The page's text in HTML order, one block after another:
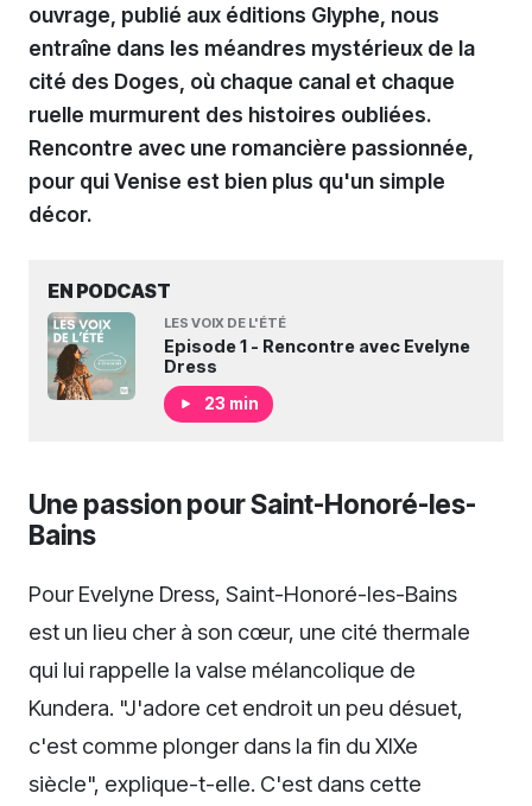
ouvrage, publié aux éditions Glyphe, nous
entraîne dans les méandres mystérieux de la
cité des Doges, où chaque canal et chaque
ruelle murmurent des histoires oubliées.
Rencontre avec une romancière passionnée,
pour qui Venise est bien plus qu'un simple
décor.
EN PODCAST
LES VOIX DE L'ÉTÉ
Episode 1 - Rencontre avec Evelyne
Dress
23 min
Une passion pour Saint-Honoré-les-
Bains
Pour Evelyne Dress, Saint-Honoré-les-Bains
est un lieu cher à son cœur, une cité thermale
qui lui rappelle la valse mélancolique de
Kundera. "J'adore cet endroit un peu désuet,
c'est comme plonger dans la fin du XIXe
siècle", explique-t-elle. C'est dans cette